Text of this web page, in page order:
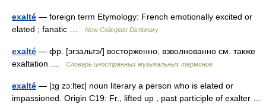
exalté — foreign term Etymology: French emotionally excited or
elated ; fanatic …
New Collegiate Dictionary
exalté — фр. [эгзальтэ/] восторженно, взволнованно см. также
exaltation …
Словарь иностранных музыкальных терминов
exalté — [ɪg zɔ:lteɪ] noun literary a person who is elated or
impassioned. Origin C19: Fr., lifted up , past participle of exalter …